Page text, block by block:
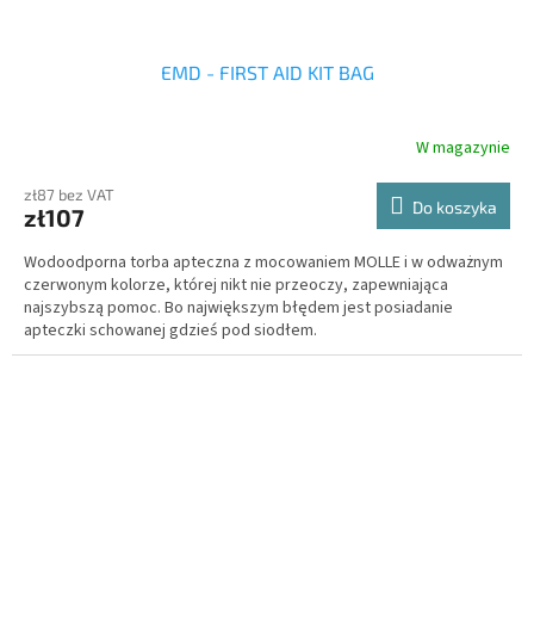
EMD - FIRST AID KIT BAG
W magazynie
zł87 bez VAT
zł107 Do koszyka
Wodoodporna torba apteczna z mocowaniem MOLLE i w odważnym
czerwonym kolorze, której nikt nie przeoczy, zapewniająca
najszybszą pomoc. Bo największym błędem jest posiadanie
apteczki schowanej gdzieś pod siodłem.